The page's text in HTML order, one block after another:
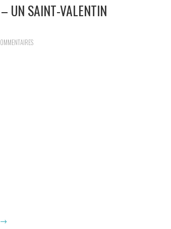
UN SAINT-VALENTIN
→